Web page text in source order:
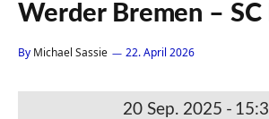
Werder Bremen –
By Michael Sassie 22. April 2026
20 Sep. 2025 -